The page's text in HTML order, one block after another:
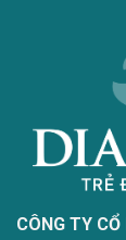
CÔNG TY